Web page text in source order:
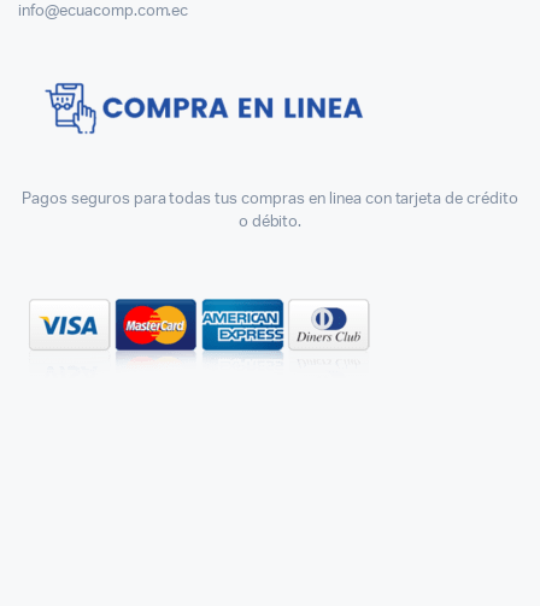
info@ecuacomp.com.ec
Pagos seguros para todas tus compras en linea con tarjeta de crédito
o débito.